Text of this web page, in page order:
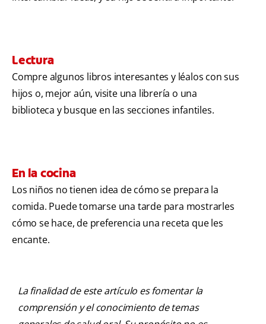
Lectura
Compre algunos libros interesantes y léalos con sus
hijos o, mejor aún, visite una librería o una
biblioteca y busque en las secciones infantiles.
En la cocina
Los niños no tienen idea de cómo se prepara la
comida. Puede tomarse una tarde para mostrarles
cómo se hace, de preferencia una receta que les
encante.
La finalidad de este artículo es fomentar la
comprensión y el conocimiento de temas